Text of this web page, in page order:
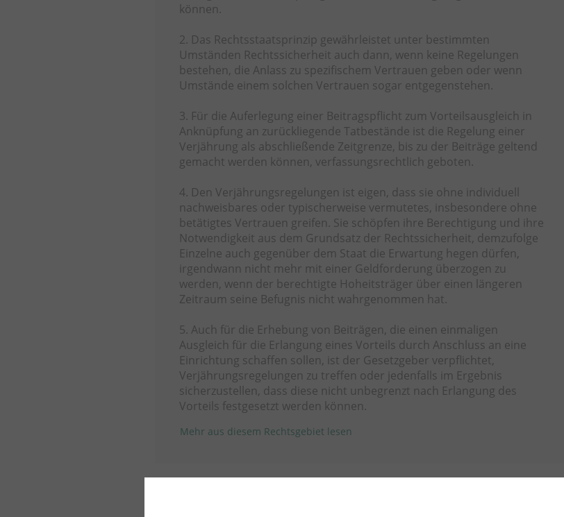
können.
2. Das Rechtsstaatsprinzip gewährleistet unter bestimmten
Umständen Rechtssicherheit auch dann, wenn keine Regelungen
bestehen, die Anlass zu spezifischem Vertrauen geben oder wenn
Umstände einem solchen Vertrauen sogar entgegenstehen.
3. Für die Auferlegung einer Beitragspflicht zum Vorteilsausgleich in
Anknüpfung an zurückliegende Tatbestände ist die Regelung einer
Verjährung als abschließende Zeitgrenze, bis zu der Beiträge geltend
gemacht werden können, verfassungsrechtlich geboten.
4. Den Verjährungsregelungen ist eigen, dass sie ohne individuell
nachweisbares oder typischerweise vermutetes, insbesondere ohne
betätigtes Vertrauen greifen. Sie schöpfen ihre Berechtigung und ihre
Notwendigkeit aus dem Grundsatz der Rechtssicherheit, demzufolge
Einzelne auch gegenüber dem Staat die Erwartung hegen dürfen,
irgendwann nicht mehr mit einer Geldforderung überzogen zu
werden, wenn der berechtigte Hoheitsträger über einen längeren
Zeitraum seine Befugnis nicht wahrgenommen hat.
5. Auch für die Erhebung von Beiträgen, die einen einmaligen
Ausgleich für die Erlangung eines Vorteils durch Anschluss an eine
Einrichtung schaffen sollen, ist der Gesetzgeber verpflichtet,
Verjährungsregelungen zu treffen oder jedenfalls im Ergebnis
sicherzustellen, dass diese nicht unbegrenzt nach Erlangung des
Vorteils festgesetzt werden können.
Mehr aus diesem Rechtsgebiet lesen